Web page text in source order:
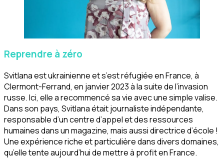
Reprendre à zéro
Svitlana est ukrainienne et s’est réfugiée en France, à
Clermont-Ferrand, en janvier 2023 à la suite de l’invasion
russe. Ici, elle a recommencé sa vie avec une simple valise.
Dans son pays, Svitlana était journaliste indépendante,
responsable d’un centre d’appel et des ressources
humaines dans un magazine, mais aussi directrice d’école !
Une expérience riche et particulière dans divers domaines,
qu’elle tente aujourd’hui de mettre à profit en France.